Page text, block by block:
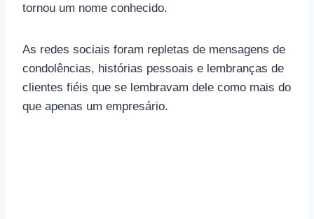
tornou um nome conhecido.
As redes sociais foram repletas de mensagens de
condolências, histórias pessoais e lembranças de
clientes fiéis que se lembravam dele como mais do
que apenas um empresário.